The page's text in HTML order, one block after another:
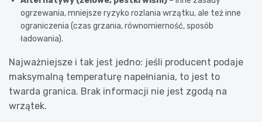
ogrzewania, mniejsze ryzyko rozlania wrzątku, ale też inne
ograniczenia (czas grzania, równomierność, sposób
ładowania).
Najważniejsze i tak jest jedno: jeśli producent podaje
maksymalną temperaturę napełniania, to jest to
twarda granica. Brak informacji nie jest zgodą na
wrzątek.